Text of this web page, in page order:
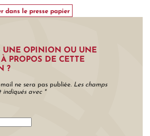
dans le presse papier
UNE OPINION OU UNE
PROPOS DE CETTE
?
ne sera pas publiée. Les champs
indiqués avec *